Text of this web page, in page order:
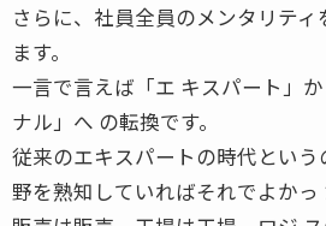
さらに、社員全員のメンタリティ
ます。
一言で言えば「エ キスパート」
ナル」へ の転換です。
従来のエキスパートの時代とい
野を熟知していればそれでよかっ